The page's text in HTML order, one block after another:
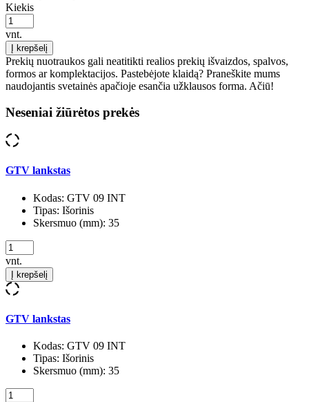
Kiekis
vnt.
Į krepšelį
Prekių nuotraukos gali neatitikti realios prekių išvaizdos, spalvos,
formos ar komplektacijos. Pastebėjote klaidą? Praneškite mums
naudojantis svetainės apačioje esančia užklausos forma. Ačiū!
Neseniai žiūrėtos prekės
GTV lankstas
Kodas: GTV 09 INT
Tipas: Išorinis
Skersmuo (mm): 35
vnt.
Į krepšelį
GTV lankstas
Kodas: GTV 09 INT
Tipas: Išorinis
Skersmuo (mm): 35